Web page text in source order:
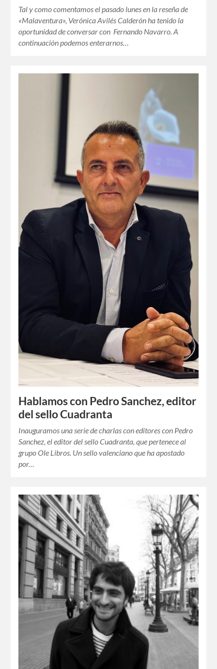
Tal y como comentamos el pasado lunes en la reseña de
«Malaventura», Verónica Avilés Calderón ha tenido la
oportunidad de conversar con Fernando Navarro. A
continuación podemos enterarnos…
Hablamos con Pedro Sanchez, editor
del sello Cuadranta
Inauguramos una serie de charlas con editores con Pedro
Sanchez, el editor del sello Cuadranta, que pertenece al
grupo Ole Libros. Un sello valenciano que ha apostado
por…